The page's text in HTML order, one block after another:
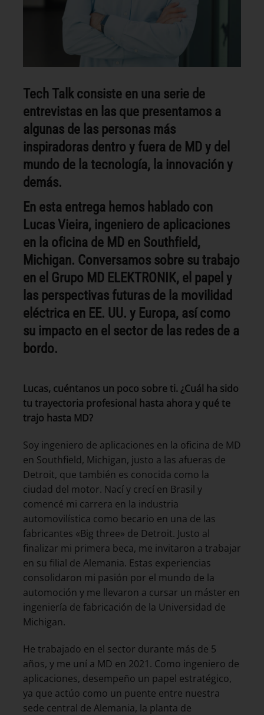
Tech Talk consiste en una serie de
entrevistas en las que presentamos a
algunas de las personas más
inspiradoras dentro y fuera de MD y del
mundo de la tecnología, la innovación y
demás.
En esta entrega hemos hablado con
Lucas Vieira, ingeniero de aplicaciones
en la oficina de MD en Southfield,
Michigan. Conversamos sobre su trabajo
en el Grupo MD ELEKTRONIK, el papel y
las perspectivas futuras de la movilidad
eléctrica en EE. UU. y Europa, así como
su impacto en el sector de las redes de a
bordo.
Lucas, cuéntanos un poco sobre ti. ¿Cuál ha sido
tu trayectoria profesional hasta ahora y qué te
trajo hasta MD?
Soy ingeniero de aplicaciones en la oficina de MD
en Southfield, Michigan, justo a las afueras de
Detroit, que también es conocida como la
ciudad del motor. Nací y crecí en Brasil y
comencé mi carrera en la industria
automovilística como becario en una de las
fabricantes «Big three» de Detroit. Justo al
finalizar mi primera beca, me invitaron a trabajar
en su filial de Alemania. Estas experiencias
consolidaron mi pasión por el mundo de la
automoción y me llevaron a cursar un máster en
ingeniería de fabricación de la Universidad de
Michigan.
He trabajado en el sector durante más de 5
años, y me uní a MD en 2021. Como ingeniero de
aplicaciones, desempeño un papel estratégico,
ya que actúo como un puente entre nuestra
sede central de Alemania, la planta de